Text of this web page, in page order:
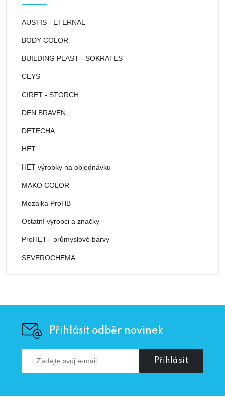
AUSTIS - ETERNAL
BODY COLOR
BUILDING PLAST - SOKRATES
CEYS
CIRET - STORCH
DEN BRAVEN
DETECHA
HET
HET výrobky na objednávku
MAKO COLOR
Mozaika ProHB
Ostatní výrobci a značky
ProHET - průmyslové barvy
SEVEROCHEMA
Přihlásit odběr novinek
Příhlásit